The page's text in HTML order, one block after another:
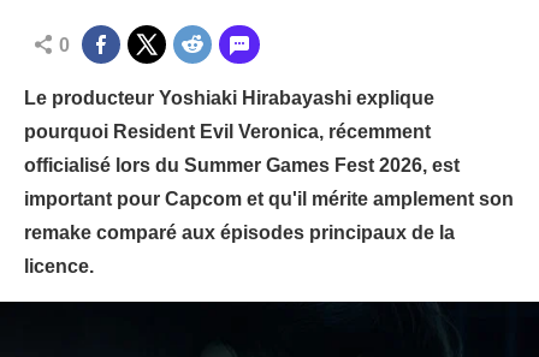
0
Le producteur Yoshiaki Hirabayashi explique
pourquoi Resident Evil Veronica, récemment
officialisé lors du Summer Games Fest 2026, est
important pour Capcom et qu'il mérite amplement son
remake comparé aux épisodes principaux de la
licence.